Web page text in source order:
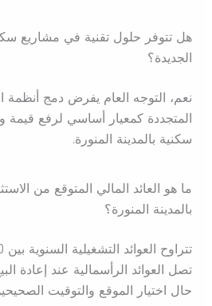
هل تتوفر حلول تقنية في مشاريع
الجديدة؟
نعم، التوجه العام يفرض دمج أنظمة
المتجددة كمعيار أساسي لرفع قيمة
سكنية بالمدينة المنورة.
ما هو العائد المالي المتوقع من
بالمدينة المنورة؟
حال اختيار الموقع والتوقيت